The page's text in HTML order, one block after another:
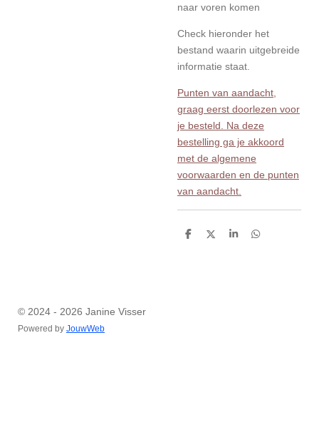
naar voren komen
Check hieronder het
bestand waarin uitgebreide
informatie staat.
Punten van aandacht,
graag eerst doorlezen voor
je besteld. Na deze
bestelling ga je akkoord
met de algemene
voorwaarden en de punten
van aandacht.
D
D
S
D
© 2024 - 2026 Janine Visser
Powered by JouwWeb